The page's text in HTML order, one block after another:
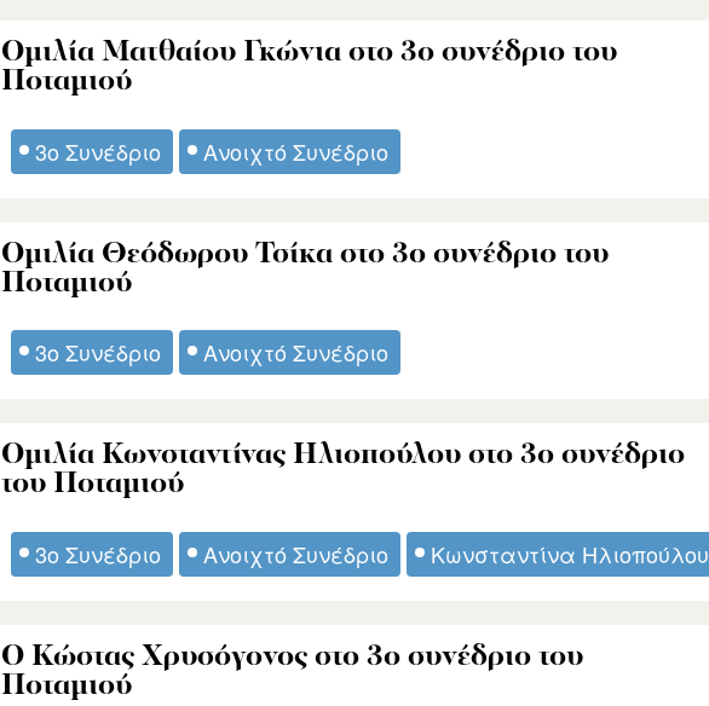
Ομιλία Ματθαίου Γκώνια στο 3ο συνέδριο του
Ποταμιού
3ο Συνέδριο
Ανοιχτό Συνέδριο
Ομιλία Θεόδωρου Τσίκα στο 3ο συνέδριο του
Ποταμιού
3ο Συνέδριο
Ανοιχτό Συνέδριο
Ομιλία Κωνσταντίνας Ηλιοπούλου στο 3ο συνέδριο
του Ποταμιού
3ο Συνέδριο Ανοιχτό Συνέδριο
Κωνσταντίνα Ηλιοπούλου
Ο Κώστας Χρυσόγονος στο 3ο συνέδριο του
Ποταμιού